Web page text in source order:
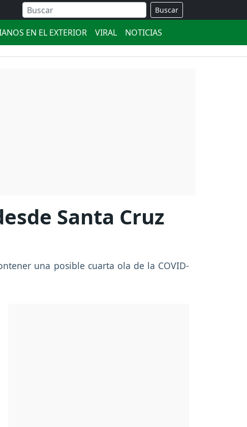
Buscar
EN EL EXTERIOR VIRAL NOTICIAS
Santa Cruz
una posible cuarta ola de la COVID-